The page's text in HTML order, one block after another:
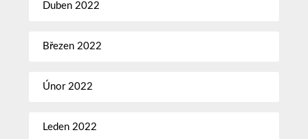
Duben 2022
Březen 2022
Únor 2022
Leden 2022